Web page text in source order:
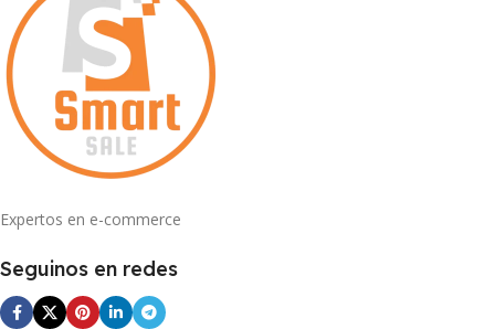
Expertos en e-commerce
Seguinos en redes